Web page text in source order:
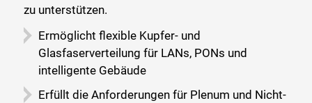
zu unterstützen.
Ermöglicht flexible Kupfer- und
Glasfaserverteilung für LANs, PONs und
intelligente Gebäude
Erfüllt die Anforderungen für Plenum und Nicht-